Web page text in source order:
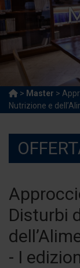
> Master >
Nutrizione e
Disturbi
- I